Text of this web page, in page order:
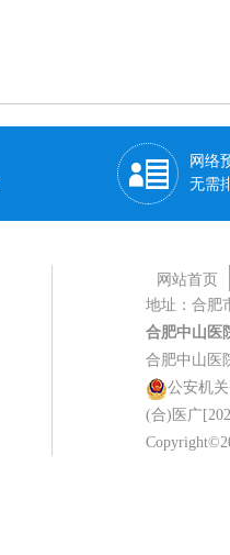
网络
无需
网站首页
地址：合肥
合肥中山医
合肥中山医
公安机关
(合)医广